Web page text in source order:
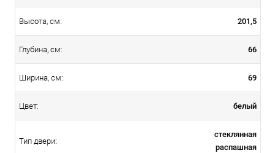
Высота, см: 201,5
Глубина, см: 66
Ширина, см: 69
Цвет: белый
Тип двери:
стеклянная
распашная